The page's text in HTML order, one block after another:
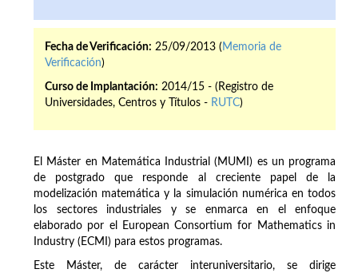
Fecha de Verificación: 25/09/2013 ( Memoria de
Verificación)
Curso de Implantación: 2014/15 - (Registro de
Universidades, Centros y Títulos - RUTC)
El Máster en Matemática Industrial (MUMI) es un programa
de postgrado que responde al creciente papel de la
modelización matemática y la simulación numérica en todos
los sectores industriales y se enmarca en el enfoque
elaborado por el European Consortium for Mathematics in
Industry (ECMI) para estos programas.
Este Máster, de carácter interuniversitario, se dirige